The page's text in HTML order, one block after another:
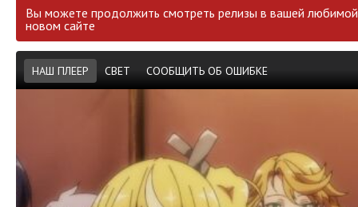
Вы можете продолжить смотреть релизы в вашей
новом сайте
НАШ ПЛЕЕР СВЕТ СООБЩИТЬ ОБ ОШИБКЕ